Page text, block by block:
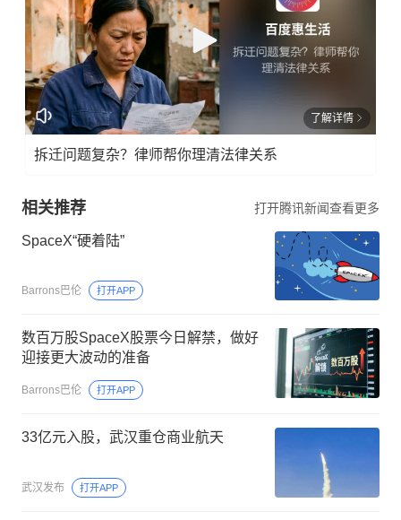
了解详情
拆迁问题复杂？律师帮你理清法律关系
相关推荐 打开腾讯新闻查看更多
SpaceX“硬着陆”
Barrons巴伦 打开APP
数百万股SpaceX股票今日解禁，做好
迎接更大波动的准备
Barrons巴伦 打开APP
33亿元入股，武汉重仓商业航天
武汉发布 打开APP